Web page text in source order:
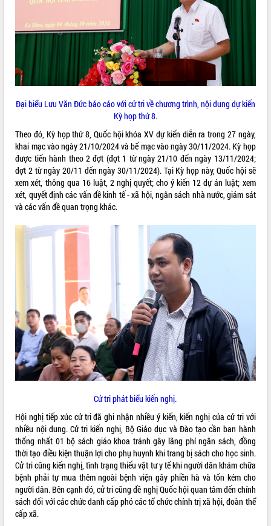
Khám bệnh, cấp phát thuốc miễn phí
Hội nghị UBND tỉnh Đắk Lắk thường kỳ
tháng 7/2026
Lễ truy tặng danh hiệu “Bà Mẹ Việt
Nam Anh hùng” và trao Huân chương
Lao động
UBND tỉnh Đắk Lắk triển khai nhiệm
Kỳ họp thứ Hai, Hội đồng nhân dân
tỉnh khóa XI quyết nghị nhiều nội dung
Bí thư Tỉnh ủy Lương Nguyễn Minh
Triết thăm, tặng quà người có công với
Rà soát, hoàn thiện hệ thống thiết chế
văn hóa, thể thao đáp ứng yêu cầu
phát triển mới
Thường trực HĐND tỉnh Đắk Lắk gặp
mặt Đoàn chuyên gia y tế TP. Hồ Chí
Minh
tại Nghĩa trang Liệt sĩ xã Sơn Hòa
Bàn giải pháp tháo gỡ khó khăn trong
xuất khẩu sầu riêng và triển khai quy
định EUDR
Thứ trưởng Bộ Nông nghiệp và Môi
trường Nguyễn Hoàng Hiệp khảo sát
vùng trồng và doanh nghiệp đóng gói
sầu riêng tại Đắk Lắk
Trình diễn nghệ thuật chế biến các
món ăn từ sầu riêng
ALBUM ẢNH
LIÊN KẾT WEB
THỐNG KÊ TRUY CẬP
Tất cả:
66063475
Đại biểu Lưu Văn Đức báo cáo với cử tri về chương trình, nội dung dự kiến
Kỳ họp thứ 8.
Theo đó, Kỳ họp thứ 8, Quốc hội khóa XV dự kiến diễn ra trong 27 ngày,
khai mạc vào ngày 21/10/2024 và bế mạc vào ngày 30/11/2024. Kỳ họp
được tiến hành theo 2 đợt (đợt 1 từ ngày 21/10 đến ngày 13/11/2024;
đợt 2 từ ngày 20/11 đến ngày 30/11/2024). Tại Kỳ họp này, Quốc hội sẽ
xem xét, thông qua 16 luật, 2 nghị quyết; cho ý kiến 12 dự án luật; xem
xét, quyết định các vấn đề kinh tế - xã hội, ngân sách nhà nước, giám sát
và các vấn đề quan trọng khác.
Cử tri phát biểu kiến nghị.
Hội nghị tiếp xúc cử tri đã ghi nhận nhiều ý kiến, kiến nghị của cử tri với
nhiều nội dung. Cử tri kiến nghị, Bộ Giáo dục và Đào tạo cần ban hành
thống nhất 01 bộ sách giáo khoa tránh gây lãng phí ngân sách, đồng
thời tạo điều kiện thuận lợi cho phụ huynh khi trang bị sách cho học sinh.
Cử tri cũng kiến nghị, tình trạng thiếu vật tư y tế khi người dân khám chữa
bệnh phải tự mua thêm ngoài bệnh viện gây phiền hà và tốn kém cho
người dân. Bên cạnh đó, cử tri cũng đề nghị Quốc hội quan tâm đến chính
sách đối với các chức danh cấp phó các tổ chức chính trị xã hội, đoàn thể
cấp xã.